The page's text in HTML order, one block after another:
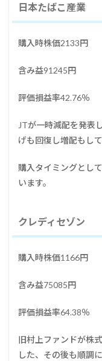
日本たばこ産業
購入時株価2133円
含み益91245円
評価損益率42.76％
JTが一時減配を発表
げも回復し増配もし
購入タイミングとし
います。
クレディセゾン
購入時株価1166円
含み益75085円
評価損益率64.38％
旧村上ファンドが株
した、その後も順調